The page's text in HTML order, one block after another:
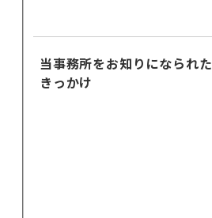
当事務所をお知りになられた
きっかけ